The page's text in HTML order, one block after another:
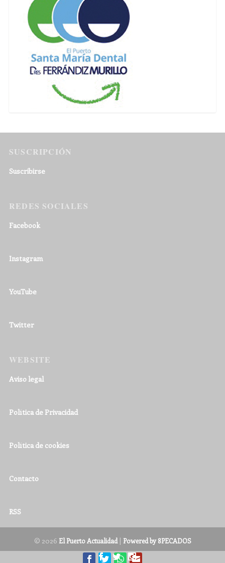
SUSCRIPCIÓN
Suscribirse
REDES SOCIALES
Facebook
Instagram
YouTube
Twitter
WEBSITE
Aviso legal
Política de Privacidad
Política de cookies
Contacto
RSS
© 2026 El Puerto Actualidad| Powered by 8PECADOS